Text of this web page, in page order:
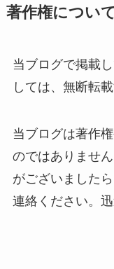
著作権につい
当ブログで掲載
しては、無断転
当ブログは著作
のではありませ
がございました
連絡ください。